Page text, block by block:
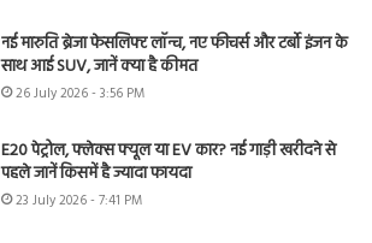
नई मारुति ब्रेजा फेसलिफ्ट लॉन्च, नए फीचर्स और टर्बो इंजन के
साथ आई SUV, जानें क्या है कीमत
26 July 2026 - 3:56 PM
E20 पेट्रोल, फ्लेक्स फ्यूल या EV कार? नई गाड़ी खरीदने से
पहले जानें किसमें है ज्यादा फायदा
23 July 2026 - 7:41 PM